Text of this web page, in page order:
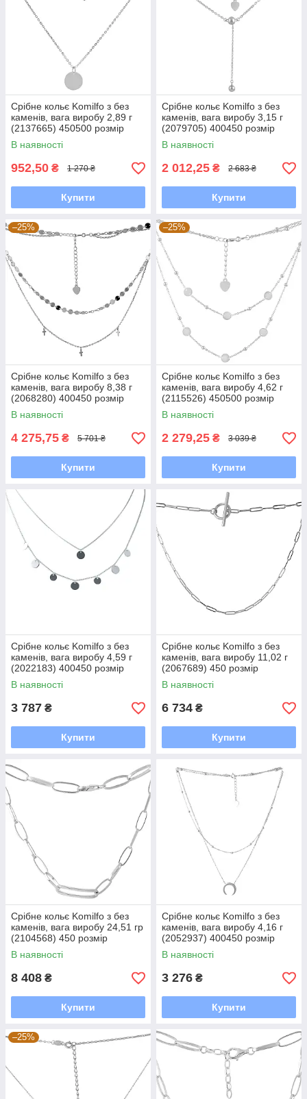
Срібне кольє Komilfo з без
каменів, вага виробу 2,89 г
(2137665) 450500 розмір
В наявності
952,50 ₴ 1 270 ₴
Купити
Срібне кольє Komilfo з без
каменів, вага виробу 3,15 г
(2079705) 400450 розмір
В наявності
2 012,25 ₴ 2 683 ₴
Купити
–25%
Срібне кольє Komilfo з без
каменів, вага виробу 8,38 г
(2068280) 400450 розмір
В наявності
4 275,75 ₴ 5 701 ₴
Купити
–25%
Срібне кольє Komilfo з без
каменів, вага виробу 4,62 г
(2115526) 450500 розмір
В наявності
2 279,25 ₴ 3 039 ₴
Купити
Срібне кольє Komilfo з без
каменів, вага виробу 4,59 г
(2022183) 400450 розмір
В наявності
3 787 ₴
Купити
Срібне кольє Komilfo з без
каменів, вага виробу 11,02 г
(2067689) 450 розмір
В наявності
6 734 ₴
Купити
Срібне кольє Komilfo з без
каменів, вага виробу 24,51 гр
(2104568) 450 розмір
В наявності
8 408 ₴
Купити
Срібне кольє Komilfo з без
каменів, вага виробу 4,16 г
(2052937) 400450 розмір
В наявності
3 276 ₴
Купити
–25%